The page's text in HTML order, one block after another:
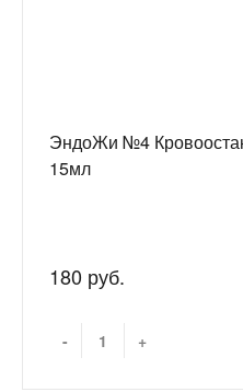
ЭндоЖи №4
15мл
180 руб.
- +